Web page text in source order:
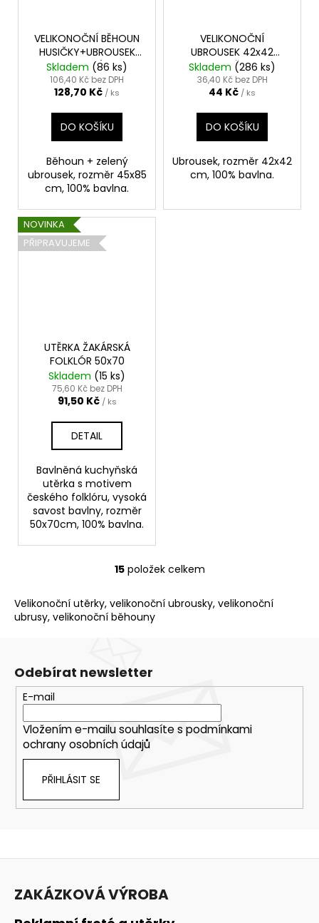
VELIKONOČNÍ BĚHOUN
HUSIČKY+UBROUSEK
ZELENÝ
Skladem (86 ks)
106,40 Kč bez DPH
128,70 Kč / ks
DO KOŠÍKU
Běhoun + zelený
ubrousek, rozměr 45x85
cm, 100% bavlna.
VELIKONOČNÍ
UBROUSEK 42x42
HUSIČKY
Skladem (286 ks)
36,40 Kč bez DPH
44 Kč / ks
DO KOŠÍKU
Ubrousek, rozměr 42x42
cm, 100% bavlna.
NOVINKA
PŘIPRAVUJEME
UTĚRKA ŽAKÁRSKÁ
FOLKLÓR 50x70
Skladem (15 ks)
75,60 Kč bez DPH
91,50 Kč / ks
DETAIL
Bavlněná kuchyňská
utěrka s motivem
českého folklóru, vysoká
savost bavlny, rozměr
50x70cm, 100% bavlna.
O
l
í
p
r
v
p
u
15položek celkem
Velikonoční utěrky, velikonoční ubrousky, velikonoční
ubrusy, velikonoční běhouny
Odebírat newsletter
E-mail
Vložením e-mailu souhlasíte s podmínkami
ochrany osobních údajů
PŘIHLÁSIT SE
ZAKÁZKOVÁ VÝROBA